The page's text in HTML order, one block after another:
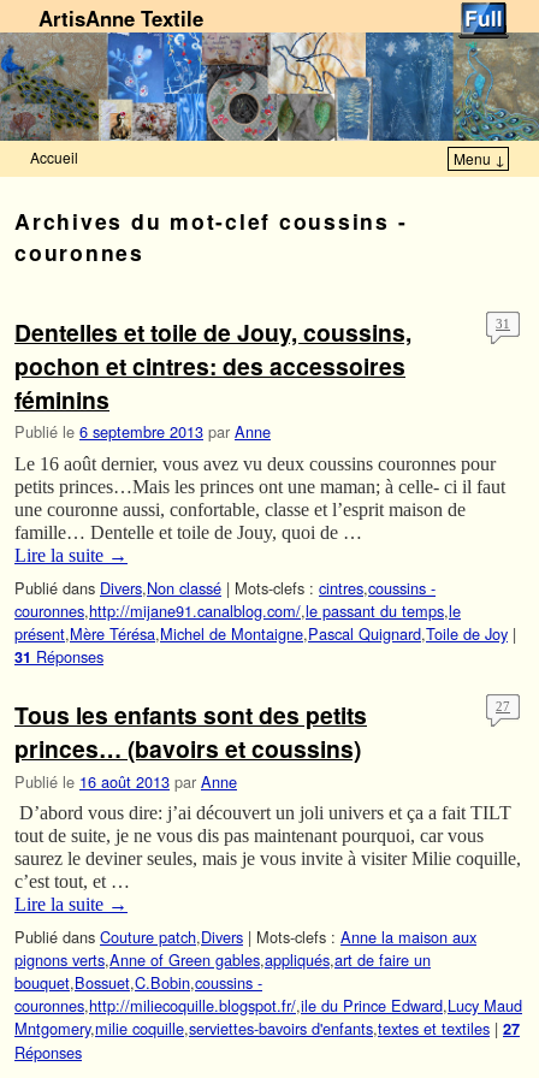
ArtisAnne Textile
Accueil Menu ↓
Archives du mot-clef coussins -
couronnes
Dentelles et toile de Jouy, coussins,
pochon et cintres: des accessoires
féminins
Publié le 6 septembre 2013 par Anne
31
Le 16 août dernier, vous avez vu deux coussins couronnes pour
petits princes…Mais les princes ont une maman; à celle- ci il faut
une couronne aussi, confortable, classe et l’esprit maison de
famille… Dentelle et toile de Jouy, quoi de …
Lire la suite →
Publié dans Divers,Non classé | Mots-clefs : cintres,coussins -
couronnes,http://mijane91.canalblog.com/,le passant du temps,le
présent,Mère Térésa,Michel de Montaigne,Pascal Quignard,Toile de Joy |
31 Réponses
Tous les enfants sont des petits
princes… (bavoirs et coussins)
Publié le 16 août 2013 par Anne
27
D’abord vous dire: j’ai découvert un joli univers et ça a fait TILT
tout de suite, je ne vous dis pas maintenant pourquoi, car vous
saurez le deviner seules, mais je vous invite à visiter Milie coquille,
c’est tout, et …
Lire la suite →
Publié dans Couture patch,Divers | Mots-clefs : Anne la maison aux
pignons verts,Anne of Green gables,appliqués,art de faire un
bouquet,Bossuet,C.Bobin,coussins -
couronnes,http://miliecoquille.blogspot.fr/,ile du Prince Edward,Lucy Maud
Mntgomery,milie coquille,serviettes-bavoirs d'enfants,textes et textiles | 27
Réponses